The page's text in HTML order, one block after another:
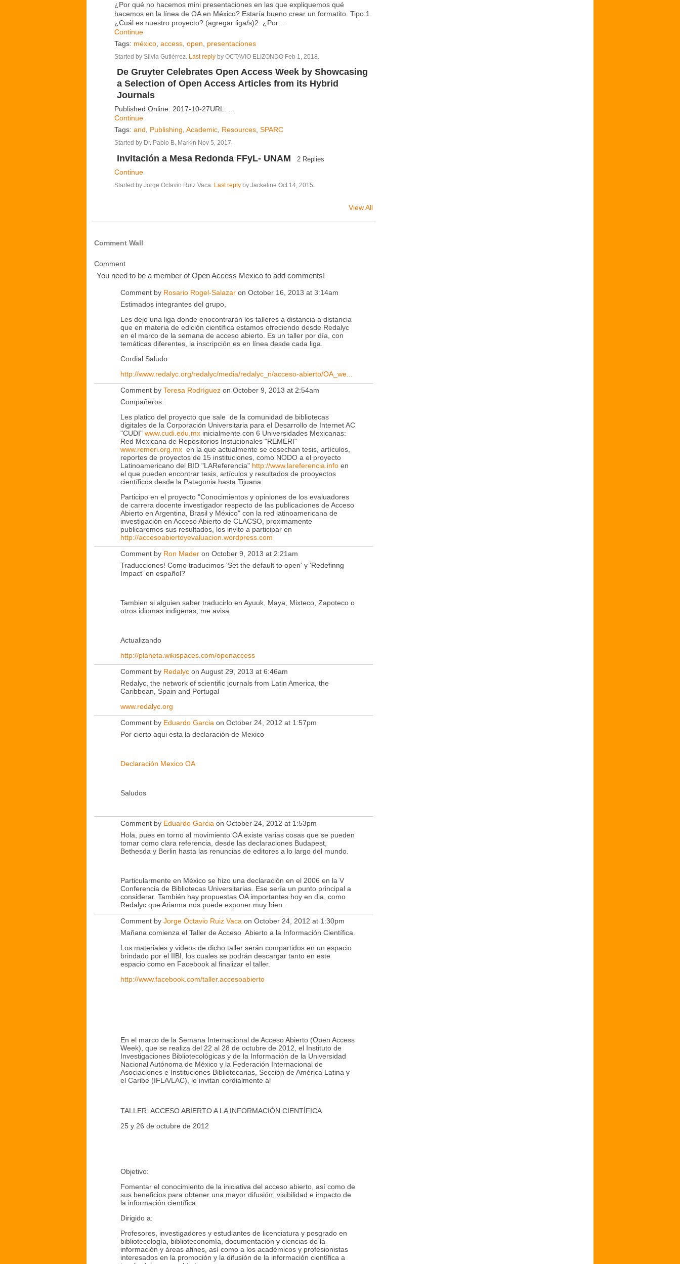
¿Por qué no hacemos mini presentaciones en las que expliquemos qué
hacemos en la línea de OA en México? Estaría bueno crear un formatito. Tipo:1.
¿Cuál es nuestro proyecto? (agregar liga/s)2. ¿Por…
Continue
Tags: méxico, access, open, presentaciones
Started by Silvia Gutiérrez. Last reply by OCTAVIO ELIZONDO Feb 1, 2018.
De Gruyter Celebrates Open Access Week by Showcasing
a Selection of Open Access Articles from its Hybrid
Journals
Published Online: 2017-10-27URL: …
Continue
Tags: and, Publishing, Academic, Resources, SPARC
Started by Dr. Pablo B. Markin Nov 5, 2017.
Invitación a Mesa Redonda FFyL- UNAM 2 Replies
Continue
Started by Jorge Octavio Ruiz Vaca. Last reply by Jackeline Oct 14, 2015.
View All
Comment Wall
Comment
You need to be a member of Open Access Mexico to add comments!
Comment by Rosario Rogel-Salazar on October 16, 2013 at 3:14am
Estimados integrantes del grupo,
Les dejo una liga donde enocontrarán los talleres a distancia a distancia
que en materia de edición científica estamos ofreciendo desde Redalyc
en el marco de la semana de acceso abierto. Es un taller por día, con
temáticas diferentes, la inscripción es en línea desde cada liga.
Cordial Saludo
http://www.redalyc.org/redalyc/media/redalyc_n/acceso-abierto/OA_we...
Comment by Teresa Rodríguez on October 9, 2013 at 2:54am
Compañeros:
Les platico del proyecto que sale de la comunidad de bibliotecas
digitales de la Corporación Universitaria para el Desarrollo de Internet AC
"CUDI" www.cudi.edu.mx inicialmente con 6 Universidades Mexicanas:
Red Mexicana de Repositorios Instucionales "REMERI"
www.remeri.org.mx en la que actualmente se cosechan tesis, artículos,
reportes de proyectos de 15 instituciones, como NODO a el proyecto
Latinoamericano del BID "LAReferencia" http://www.lareferencia.info en
el que pueden encontrar tesis, artículos y resultados de prooyectos
científicos desde la Patagonia hasta Tijuana.
Participo en el proyecto "Conocimientos y opiniones de los evaluadores
de carrera docente investigador respecto de las publicaciones de Acceso
Abierto en Argentina, Brasil y México" con la red latinoamericana de
investigación en Acceso Abierto de CLACSO, proximamente
publicaremos sus resultados, los invito a participar en
http://accesoabiertoyevaluacion.wordpress.com
Comment by Ron Mader on October 9, 2013 at 2:21am
Traducciones! Como traducimos 'Set the default to open' y 'Redefinng
Impact' en español?
Tambien si alguien saber traducirlo en Ayuuk, Maya, Mixteco, Zapoteco o
otros idiomas indigenas, me avisa.
Actualizando
http://planeta.wikispaces.com/openaccess
Comment by Redalyc on August 29, 2013 at 6:46am
Redalyc, the network of scientific journals from Latin America, the
Caribbean, Spain and Portugal
www.redalyc.org
Comment by Eduardo Garcia on October 24, 2012 at 1:57pm
Por cierto aqui esta la declaración de Mexico
Declaración Mexico OA
Saludos
Comment by Eduardo Garcia on October 24, 2012 at 1:53pm
Hola, pues en torno al movimiento OA existe varias cosas que se pueden
tomar como clara referencia, desde las declaraciones Budapest,
Bethesda y Berlin hasta las renuncias de editores a lo largo del mundo.
Particularmente en México se hizo una declaración en el 2006 en la V
Conferencia de Bibliotecas Universitarias. Ese sería un punto principal a
considerar. También hay propuestas OA importantes hoy en dia, como
Redalyc que Arianna nos puede exponer muy bien.
Comment by Jorge Octavio Ruiz Vaca on October 24, 2012 at 1:30pm
Mañana comienza el Taller de Acceso Abierto a la Información Científica.
Los materiales y videos de dicho taller serán compartidos en un espacio
brindado por el IIBI, los cuales se podrán descargar tanto en este
espacio como en Facebook al finalizar el taller.
http://www.facebook.com/taller.accesoabierto
En el marco de la Semana Internacional de Acceso Abierto (Open Access
Week), que se realiza del 22 al 28 de octubre de 2012, el Instituto de
Investigaciones Bibliotecológicas y de la Información de la Universidad
Nacional Autónoma de México y la Federación Internacional de
Asociaciones e Instituciones Bibliotecarias, Sección de América Latina y
el Caribe (IFLA/LAC), le invitan cordialmente al
TALLER: ACCESO ABIERTO A LA INFORMACIÓN CIENTÍFICA
25 y 26 de octubre de 2012
Objetivo:
Fomentar el conocimiento de la iniciativa del acceso abierto, así como de
sus beneficios para obtener una mayor difusión, visibilidad e impacto de
la información científica.
Dirigido a:
Profesores, investigadores y estudiantes de licenciatura y posgrado en
bibliotecología, biblioteconomía, documentación y ciencias de la
información y áreas afines, así como a los académicos y profesionistas
interesados en la promoción y la difusión de la información científica a